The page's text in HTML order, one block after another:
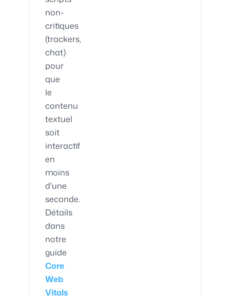
non-
critiques
(trackers,
chat)
pour
que
le
contenu
textuel
soit
interactif
en
moins
d'une
seconde.
Détails
dans
notre
guide
Core
Web
Vitals